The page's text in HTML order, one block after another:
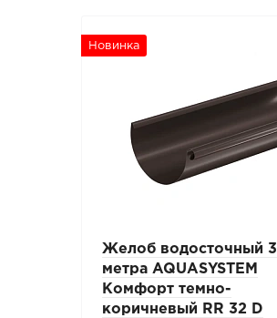
Новинка
Желоб водосточный 3
метра AQUASYSTEM
Комфорт темно-
коричневый RR 32 D